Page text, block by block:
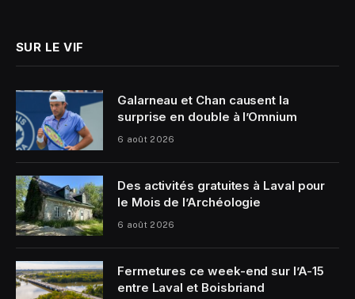
SUR LE VIF
Galarneau et Chan causent la
surprise en double à l’Omnium
6 août 2026
Des activités gratuites à Laval pour
le Mois de l’Archéologie
6 août 2026
Fermetures ce week-end sur l’A-15
entre Laval et Boisbriand